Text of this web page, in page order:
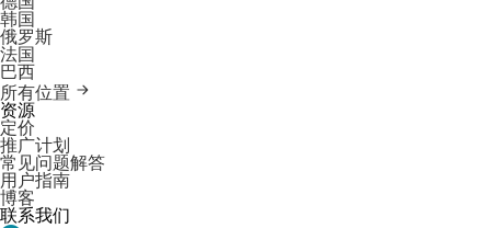
韩国
俄罗斯
法国
巴西
所有位置
资源
定价
推广计划
常见问题解答
用户指南
博客
联系我们